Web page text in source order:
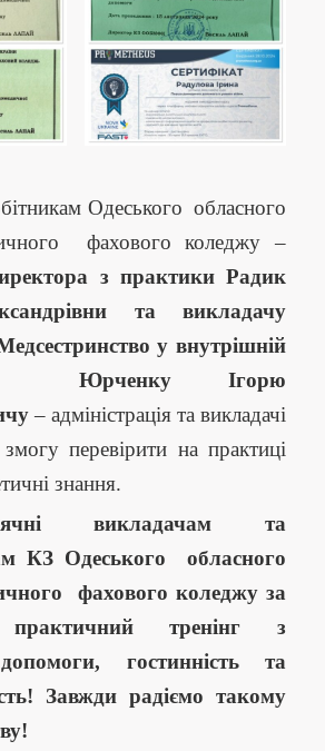
Одеського обласного
фахового коледжу –
з практики Радик
та викладачу
у внутрішній
Юрченку Ігорю
– адміністрація та викладачі
перевірити на практиці
знання.
викладачам та
КЗ Одеського обласного
фахового коледжу за
практичний тренінг з
гостинність та
Завжди радіємо такому